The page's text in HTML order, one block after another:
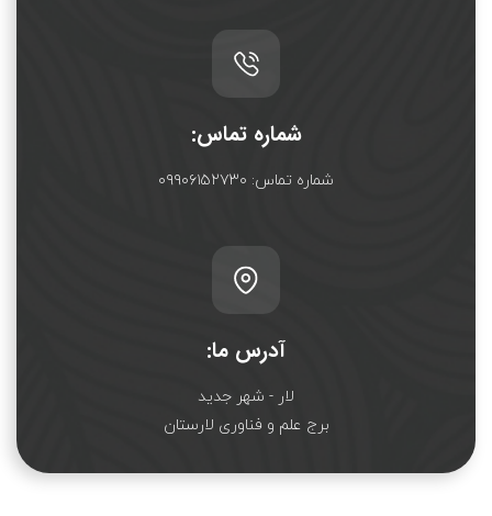
شماره تماس:
شماره تماس: ۰۹۹۰۶۱۵۲۷۳۰
آدرس ما:
لار - شهر جدید
برج علم و فناوری لارستان